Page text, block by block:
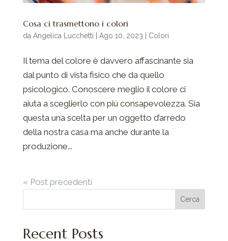
Cosa ci trasmettono i colori
da Angelica Lucchetti Ago 10, 2023 Colori
Il tema del colore è davvero affascinante sia
dal punto di vista fisico che da quello
psicologico. Conoscere meglio il colore ci
aiuta a sceglierlo con più consapevolezza. Sia
questa una scelta per un oggetto d’arredo
della nostra casa ma anche durante la
produzione...
« Post precedenti
Cerca
Recent Posts